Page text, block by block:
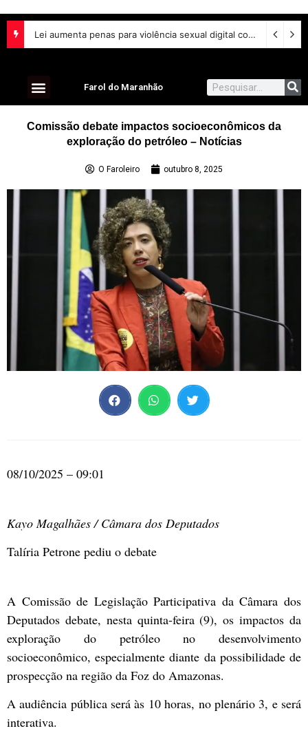
Lei aumenta penas para violência sexual digital contra crianças e adolescentes e endurece punições
Farol do Maranhão
Comissão debate impactos socioeconômicos da
exploração do petróleo – Notícias
O Faroleiro outubro 8, 2025
08/10/2025 – 09:01
Kayo Magalhães / Câmara dos Deputados
Talíria Petrone pediu o debate
A Comissão de Legislação Participativa da Câmara dos
Deputados debate, nesta quinta-feira (9), os impactos da
exploração do petróleo no desenvolvimento
socioeconômico, especialmente diante da possibilidade de
prospecção na região da Foz do Amazonas.
A audiência pública será às 10 horas, no plenário 3, e será
interativa.